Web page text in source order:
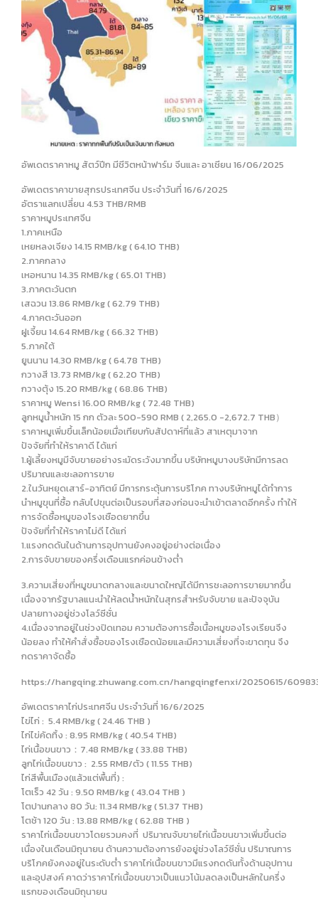
อัพเดตราคาหมู สัตว์ปีก มีชีวิตหน้าฟาร์ม จีนและ อาเชียน 16/06/2025
อัพเดตราคาขายสุกรประเทศจีน ประจำวันที่ 16/6/2025
อัตราแลกเปลี่ยน 4.53 THB/RMB
ราคาหมูประเทศจีน
1.ภาคเหนือ
เหยหลงเจียง 14.15 RMB/kg ( 64.10 THB)
2.ภาคกลาง
เหอหนาน 14.35 RMB/kg ( 65.01 THB)
3.ภาคตะวันตก
เสฉวน 13.86 RMB/kg ( 62.79 THB)
4.ภาคตะวันออก
ฝูเจี้ยน 14.64 RMB/kg ( 66.32 THB)
5.ภาคใต้
ยูนนาน 14.30 RMB/kg ( 64.78 THB)
กวางสี 13.73 RMB/kg ( 62.20 THB)
กวางตุ้ง 15.20 RMB/kg ( 68.86 THB)
ราคาหมู Wensi 16.00 RMB/kg ( 72.48 THB)
ลูกหมูน้ำหนัก 15 กก ตัวละ 500-590 RMB ( 2,265.0 -2,672.7 THB）
ราคาหมูเพิ่มขึ้นเล็กน้อยเมื่อเทียบกับสัปดาห์ที่แล้ว สาเหตุมาจาก
ปัจจัยที่ทำให้ราคาดี ได้แก่
1.ผู้เลี้ยงหมูมีจับขายอย่างระมัดระวังมากขึ้น บริษัทหมูบางบริษัทมีการลด
ปริมาณและชะลอการขาย
2.ในวันหยุดเสาร์-อาทิตย์ มีการกระตุ้นการบริโภค ทางบริษัทหมูได้ทำการ
นำหมูขุนที่ซื้อ กลับไปขุนต่อเป็นรอบที่สองก่อนจะนำเข้าตลาดอีกครั้ง ทำให้
การจัดซื้อหมูของโรงเชือดยากขึ้น
ปัจจัยที่ทำให้ราคาไม่ดี ได้แก่
1.แรงกดดันในด้านการอุปทานยังคงอยู่อย่างต่อเนื่อง
2.การจับขายของครึ่งเดือนแรกค่อนข้างต่ำ
3.ความเสี่ยงที่หมูขนาดกลางและขนาดใหญ่ได้มีการชะลอการขายมากขึ้น
เนื่องจากรัฐบาลแนะนำให้ลดน้ำหนักในสุกรสำหรับจับขาย และปัจจุบัน
ปลายทางอยู่ช่วงโลว์ซีซั่น
4.เนื่องจากอยู่ในช่วงปิดเทอม ความต้องการซื้อเนื้อหมูของโรงเรียนจึง
น้อยลง ทำให้คำสั่งซื้อของโรงเชือดน้อยและมีความเสี่ยงที่จะขาดทุน จึง
กดราคาจัดซื้อ
https://hangqing.zhuwang.com.cn/hangqingfenxi/20250615/
อัพเดตราคาไก่ประเทศจีน ประจำวันที่ 16/6/2025
ไข่ไก่ : 5.4 RMB/kg ( 24.46 THB )
ไก่ไข่คัดทิ้ง : 8.95 RMB/kg ( 40.54 THB)
ไก่เนื้อขนขาว：7.48 RMB/kg ( 33.88 THB)
ลูกไก่เนื้อขนขาว : 2.55 RMB/ตัว ( 11.55 THB)
ไก่สีพื้นเมือง(แล้วแต่พื้นที่) :
โตเร็ว 42 วัน : 9.50 RMB/kg ( 43.04 THB )
โตปานกลาง 80 วัน: 11.34 RMB/kg ( 51.37 THB)
โตช้า 120 วัน : 13.88 RMB/kg ( 62.88 THB )
ราคาไก่เนื้อขนขาวโดยรวมคงที่ ปริมาณจับขายไก่เนื้อขนขาวเพิ่มขึ้นต่อ
เนื่องในเดือนมิถุนายน ด้านความต้องการยังอยู่ช่วงโลว์ซีซั่น ปริมาณการ
บริโภคยังคงอยู่ในระดับต่ำ ราคาไก่เนื้อขนขาวมีแรงกดดันทั้งด้านอุปทาน
และอุปสงค์ คาดว่าราคาไก่เนื้อขนขาวเป็นแนวโน้มลดลงเป็นหลักในครึ่ง
แรกของเดือนมิถุนายน